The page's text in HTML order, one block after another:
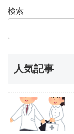
検索
人気記事